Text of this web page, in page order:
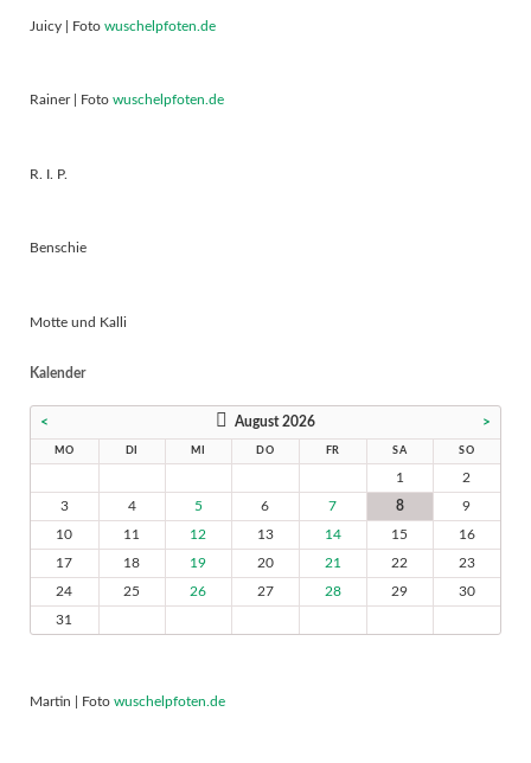
Juicy | Foto wuschelpfoten.de
Rainer | Foto wuschelpfoten.de
R. I. P.
Benschie
Motte und Kalli
Kalender
< August 2026 >
MO DI MI DO FR SA SO
1
2
3
4 5 6 7 8
9
10
11 12 13 14 15
16
17
18 19 20 21 22
23
24
25 26 27 28 29
30
31
Martin | Foto wuschelpfoten.de